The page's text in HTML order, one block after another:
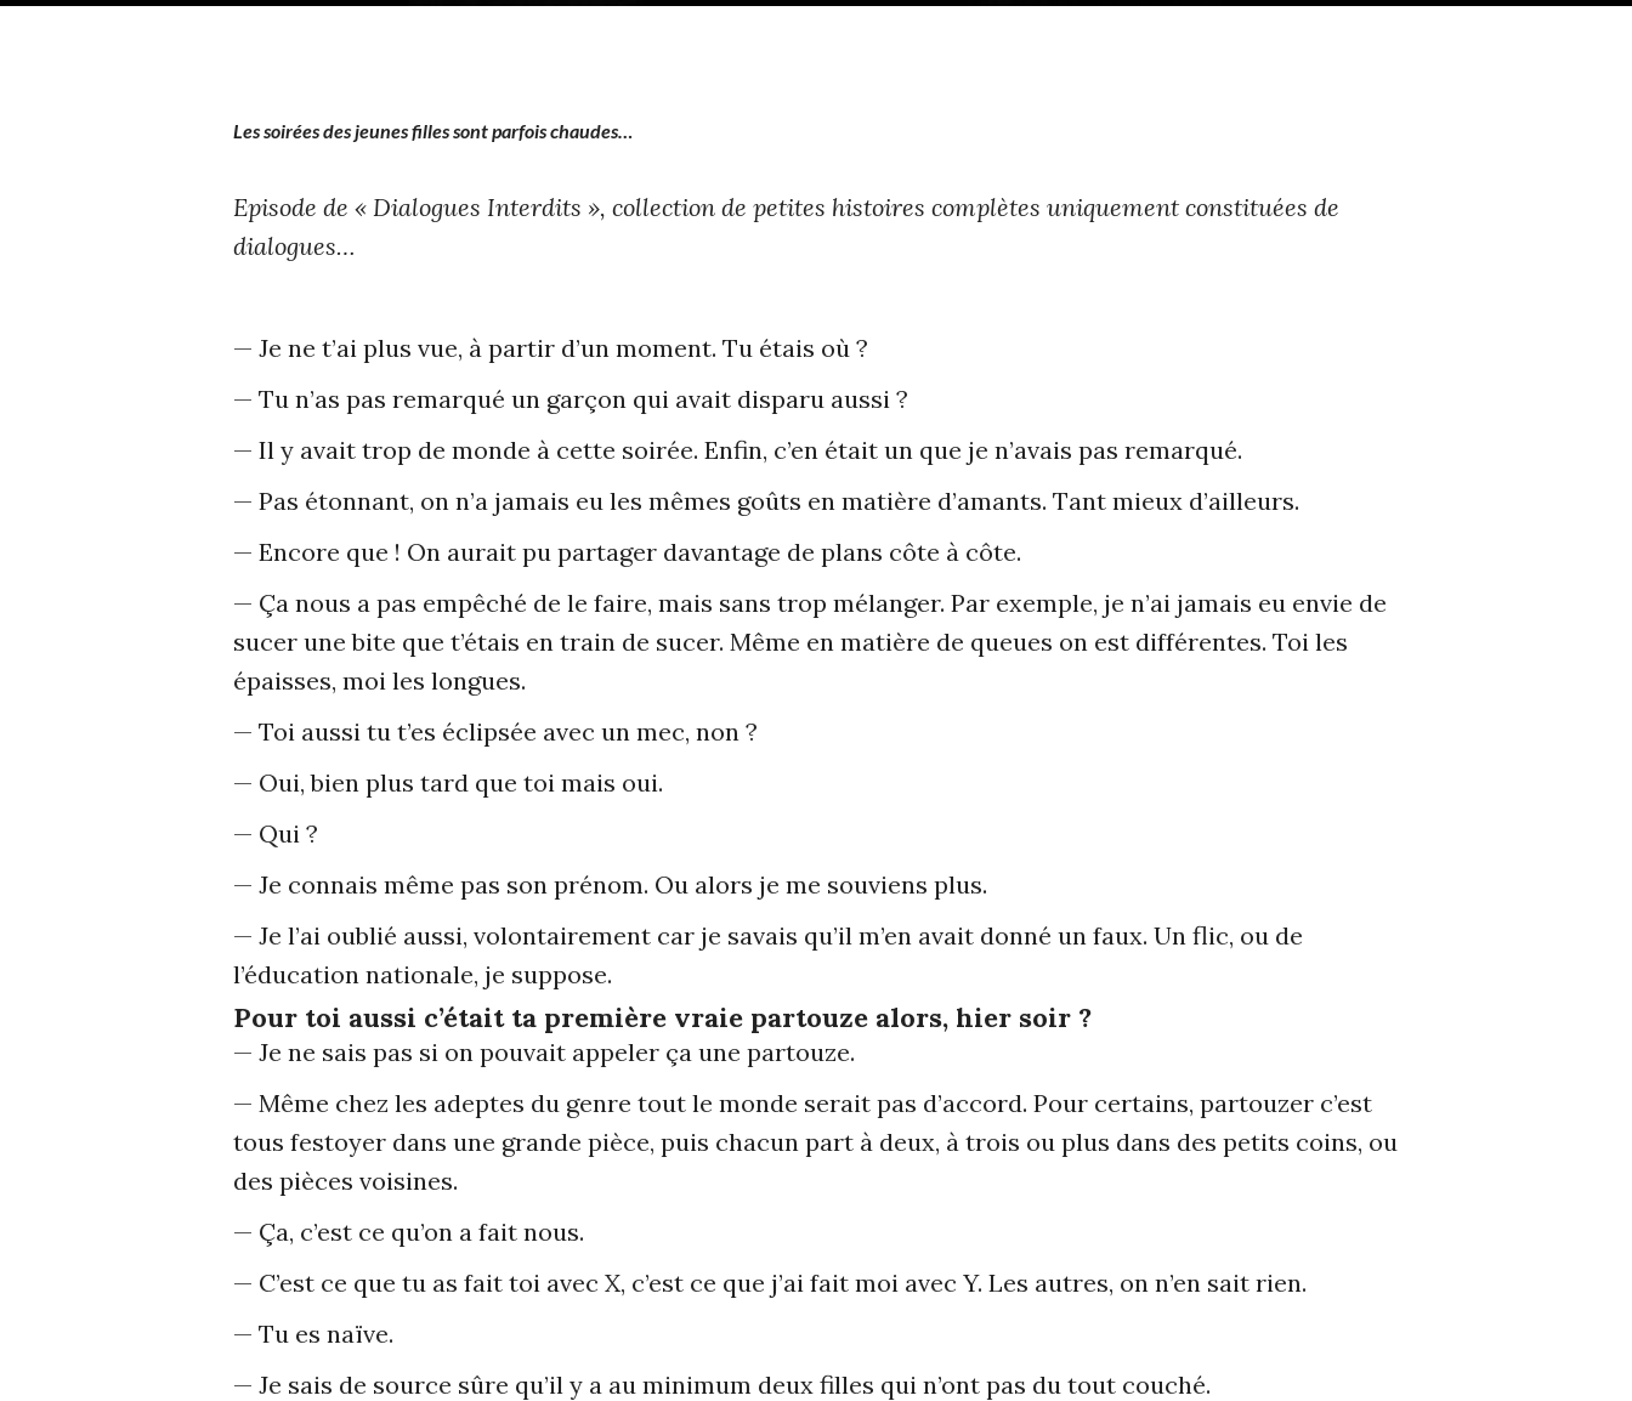
Les soirées des jeunes filles sont parfois chaudes…
Episode de « Dialogues Interdits », collection de petites histoires complètes uniquement constituées de
dialogues…
— Je ne t’ai plus vue, à partir d’un moment. Tu étais où ?
— Tu n’as pas remarqué un garçon qui avait disparu aussi ?
— Il y avait trop de monde à cette soirée. Enfin, c’en était un que je n’avais pas remarqué.
— Pas étonnant, on n’a jamais eu les mêmes goûts en matière d’amants. Tant mieux d’ailleurs.
— Encore que ! On aurait pu partager davantage de plans côte à côte.
— Ça nous a pas empêché de le faire, mais sans trop mélanger. Par exemple, je n’ai jamais eu envie de
sucer une bite que t’étais en train de sucer. Même en matière de queues on est différentes. Toi les
épaisses, moi les longues.
— Toi aussi tu t’es éclipsée avec un mec, non ?
— Oui, bien plus tard que toi mais oui.
— Qui ?
— Je connais même pas son prénom. Ou alors je me souviens plus.
— Je l’ai oublié aussi, volontairement car je savais qu’il m’en avait donné un faux. Un flic, ou de
l’éducation nationale, je suppose.
Pour toi aussi c’était ta première vraie partouze alors, hier soir ?
— Je ne sais pas si on pouvait appeler ça une partouze.
— Même chez les adeptes du genre tout le monde serait pas d’accord. Pour certains, partouzer c’est
tous festoyer dans une grande pièce, puis chacun part à deux, à trois ou plus dans des petits coins, ou
des pièces voisines.
— Ça, c’est ce qu’on a fait nous.
— C’est ce que tu as fait toi avec X, c’est ce que j’ai fait moi avec Y. Les autres, on n’en sait rien.
— Tu es naïve.
— Je sais de source sûre qu’il y a au minimum deux filles qui n’ont pas du tout couché.